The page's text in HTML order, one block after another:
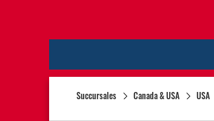
Succursales Canada & USA USA